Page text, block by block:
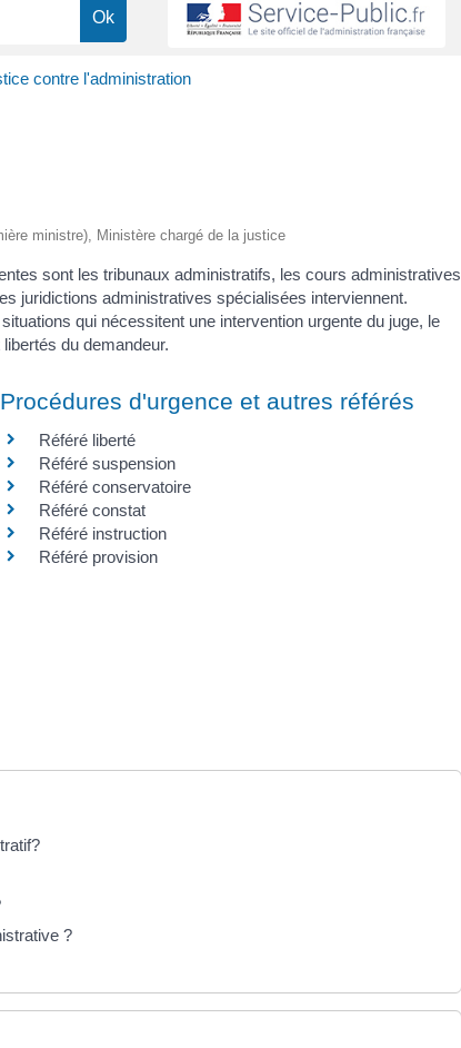
contre l'administration
ministre), Ministère chargé de la justice
sont les tribunaux administratifs, les cours administratives
juridictions administratives spécialisées interviennent.
qui nécessitent une intervention urgente du juge, le
du demandeur.
Procédures d'urgence et autres référés
Référé liberté
Référé suspension
Référé conservatoire
Référé constat
Référé instruction
Référé provision
?